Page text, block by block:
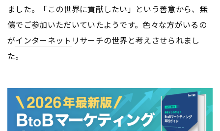
ました。「この世界に貢献したい」という善意から、無
償でご参加いただいていたようです。色々な方がいるの
がインターネット リサーチの世界と考えさせられまし
た。